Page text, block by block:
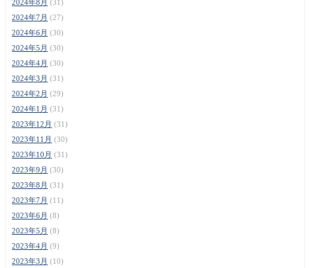
2024年8月 (31)
2024年7月 (27)
2024年6月 (30)
2024年5月 (30)
2024年4月 (30)
2024年3月 (31)
2024年2月 (29)
2024年1月 (31)
2023年12月 (31)
2023年11月 (30)
2023年10月 (31)
2023年9月 (30)
2023年8月 (31)
2023年7月 (11)
2023年6月 (8)
2023年5月 (8)
2023年4月 (9)
2023年3月 (10)